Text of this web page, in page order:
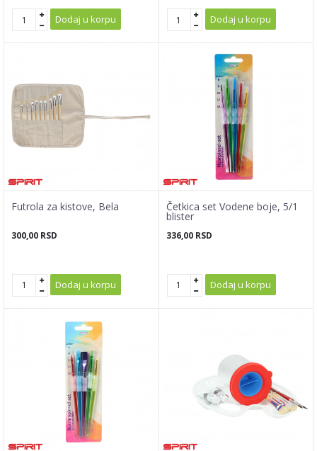
Dodaj u korpu Dodaj u korpu
Futrola za kistove, Bela
300,00 RSD
Dodaj u korpu
Četkica set Vodene boje, 5/1
blister
336,00 RSD
Dodaj u korpu